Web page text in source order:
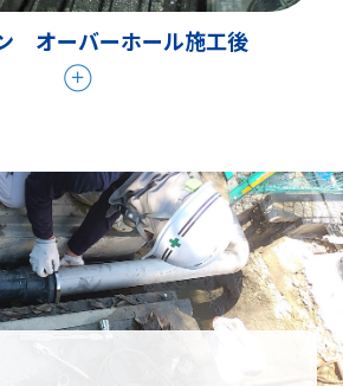
オーバーホール施工後